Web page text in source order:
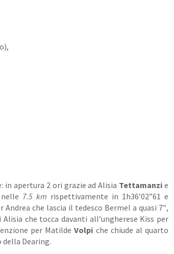
apertura 2 ori grazie ad Alisia Tettamanzi e
7.5 km rispettivamente in 1h36’02”61 e
Andrea che lascia il tedesco Bermel a quasi 7″,
che tocca davanti all’ungherese Kiss per
per MatildeVolpi che chiude al quarto
della Dearing.